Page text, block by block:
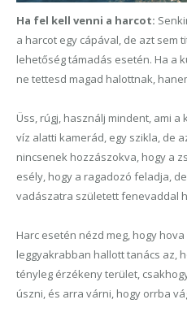
Ha fel kell venni a harcot:
a harcot egy cápával, de azt sem
lehetőség támadás esetén. Ha a
ne tettesd magad halottnak,
Üss, rúgj, használj mindent, ami
víz alatti kamerád, egy szikla, de
nincsenek hozzászokva, hogy a
esély, hogy a ragadozó feladja,
vadászatra született fenevaddal
Harc esetén nézd meg, hogy
leggyakrabban hallott tanács az,
tényleg érzékeny terület,
úszni, és arra várni, hogy orrba